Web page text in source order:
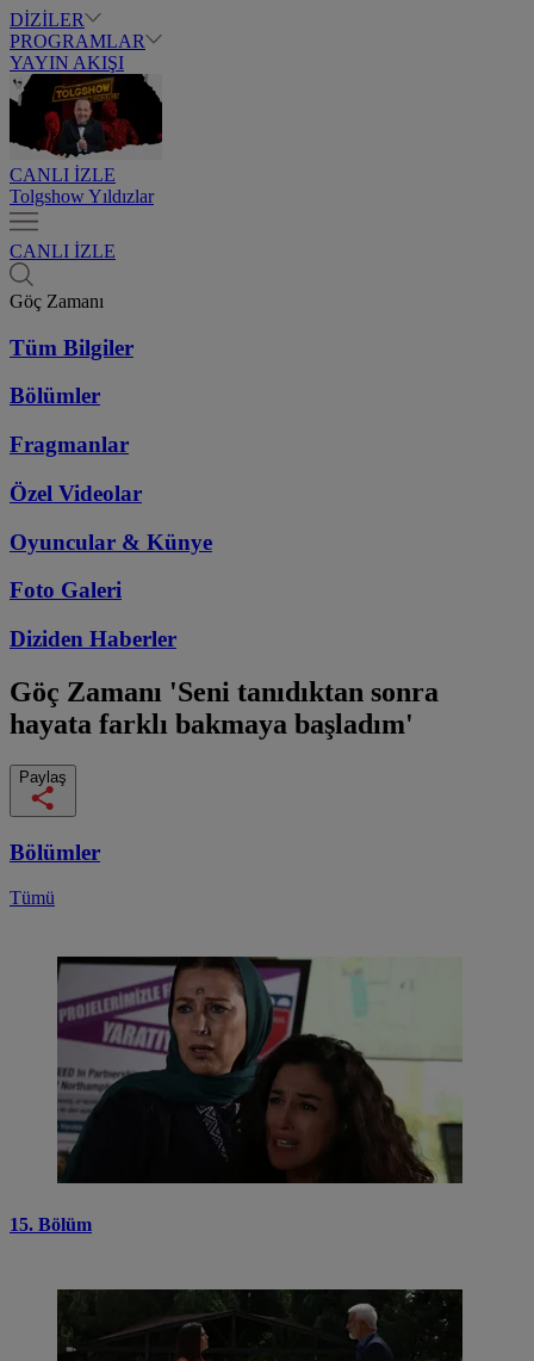
DİZİLER
PROGRAMLAR
YAYIN AKIŞI
CANLI İZLE
Tolgshow Yıldızlar
CANLI İZLE
Göç Zamanı
Tüm Bilgiler
Bölümler
Fragmanlar
Özel Videolar
Oyuncular & Künye
Foto Galeri
Diziden Haberler
Göç Zamanı 'Seni tanıdıktan sonra
hayata farklı bakmaya başladım'
Paylaş
Bölümler
Tümü
15. Bölüm